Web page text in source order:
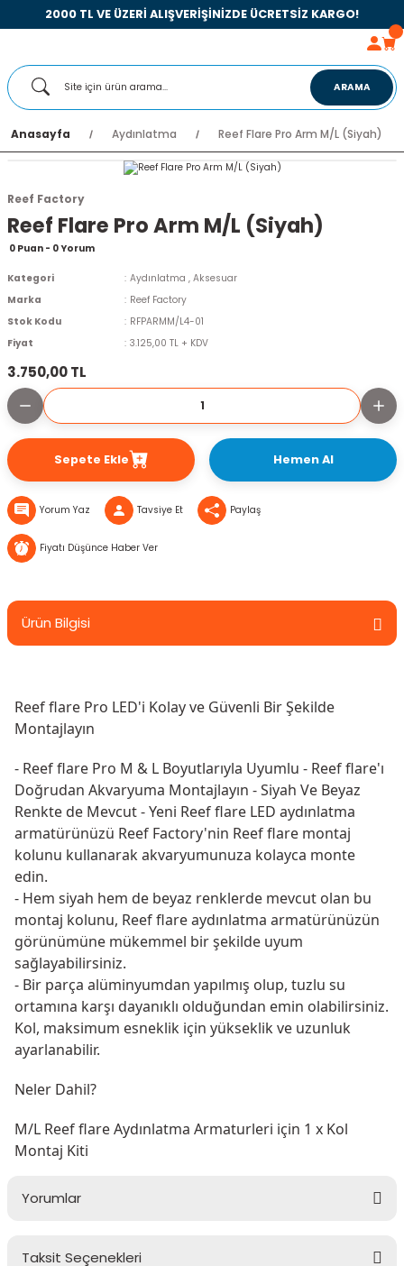
2000 TL VE ÜZERİ ALIŞVERİŞİNİZDE ÜCRETSİZ KARGO!
ARAMA
Anasayfa Aydınlatma Reef Flare Pro Arm M/L (Siyah)
Reef Factory
Reef Flare Pro Arm M/L (Siyah)
0 Puan - 0 Yorum
Kategori Aydınlatma , Aksesuar
Marka
Reef Factory
Stok Kodu
RFPARMM/L4-01
Fiyat
3.125,00 TL + KDV
3.750,00 TL
Sepete Ekle Hemen Al
Yorum Yaz Tavsiye Et Paylaş
Fiyatı Düşünce Haber Ver
Ürün Bilgisi
Reef flare Pro LED'i Kolay ve Güvenli Bir Şekilde
Montajlayın
- Reef flare Pro M & L Boyutlarıyla Uyumlu - Reef flare'ı
Doğrudan Akvaryuma Montajlayın - Siyah Ve Beyaz
Renkte de Mevcut - Yeni Reef flare LED aydınlatma
armatürünüzü Reef Factory'nin Reef flare montaj
kolunu kullanarak akvaryumunuza kolayca monte
edin.
- Hem siyah hem de beyaz renklerde mevcut olan bu
montaj kolunu, Reef flare aydınlatma armatürünüzün
görünümüne mükemmel bir şekilde uyum
sağlayabilirsiniz.
- Bir parça alüminyumdan yapılmış olup, tuzlu su
ortamına karşı dayanıklı olduğundan emin olabilirsiniz.
Kol, maksimum esneklik için yükseklik ve uzunluk
ayarlanabilir.
Neler Dahil?
M/L Reef flare Aydınlatma Armaturleri için 1 x Kol
Montaj Kiti
Yorumlar
Taksit Seçenekleri